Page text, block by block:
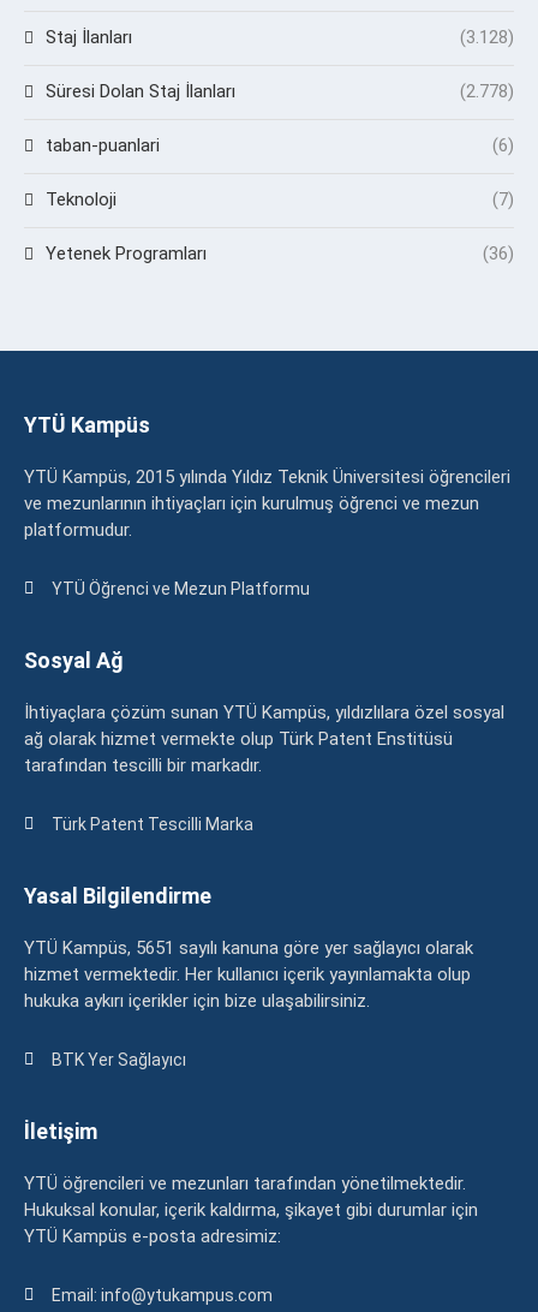
Staj İlanları (3.128)
Süresi Dolan Staj İlanları (2.778)
taban-puanlari (6)
Teknoloji (7)
Yetenek Programları (36)
YTÜ Kampüs
YTÜ Kampüs, 2015 yılında Yıldız Teknik Üniversitesi öğrencileri
ve mezunlarının ihtiyaçları için kurulmuş öğrenci ve mezun
platformudur.
YTÜ Öğrenci ve Mezun Platformu
Sosyal Ağ
İhtiyaçlara çözüm sunan YTÜ Kampüs, yıldızlılara özel sosyal
ağ olarak hizmet vermekte olup Türk Patent Enstitüsü
tarafından tescilli bir markadır.
Türk Patent Tescilli Marka
Yasal Bilgilendirme
YTÜ Kampüs, 5651 sayılı kanuna göre yer sağlayıcı olarak
hizmet vermektedir. Her kullanıcı içerik yayınlamakta olup
hukuka aykırı içerikler için bize ulaşabilirsiniz.
BTK Yer Sağlayıcı
İletişim
YTÜ öğrencileri ve mezunları tarafından yönetilmektedir.
Hukuksal konular, içerik kaldırma, şikayet gibi durumlar için
YTÜ Kampüs e-posta adresimiz:
Email: info@ytukampus.com